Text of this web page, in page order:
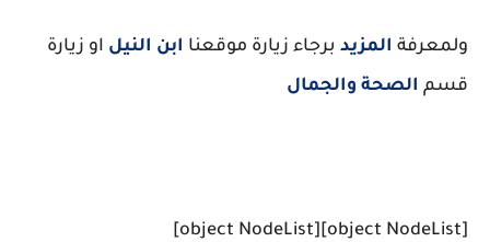
ولمعرفة المزيد برجاء زيارة موقعنا ابن النيل او زيارة
قسم الصحة والجمال
[object NodeList]
[object NodeList]